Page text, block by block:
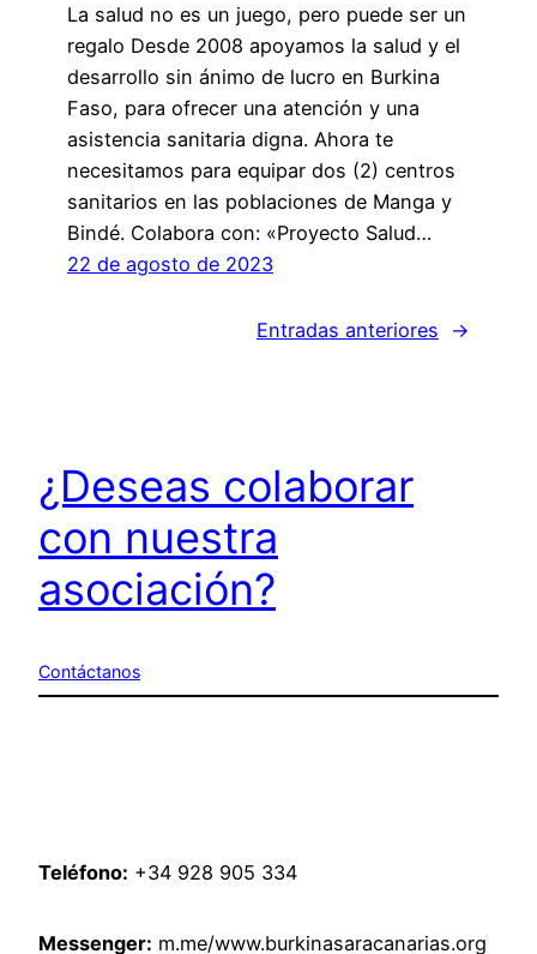
La salud no es un juego, pero puede ser un
regalo Desde 2008 apoyamos la salud y el
desarrollo sin ánimo de lucro en Burkina
Faso, para ofrecer una atención y una
asistencia sanitaria digna. Ahora te
necesitamos para equipar dos (2) centros
sanitarios en las poblaciones de Manga y
Bindé. Colabora con: «Proyecto Salud…
22 de agosto de 2023
Entradas anteriores →
¿Deseas colaborar
con nuestra
asociación?
Contáctanos
Teléfono: +34 928 905 334
Messenger: m.me/www.burkinasaracanarias.org